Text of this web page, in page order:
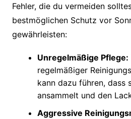
Fehler, die du vermeiden
bestmöglichen Schutz vor
gewährleisten:
Unregelmäßige Pflege:
regelmäßiger
kann dazu führen, dass
ansammelt und den
Aggressive